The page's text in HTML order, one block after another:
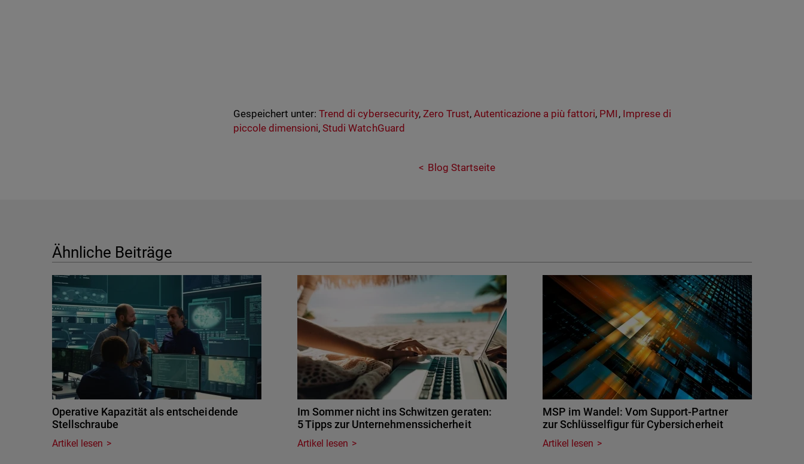
Gespeichert unter: Trend di cybersecurity, Zero Trust, Autenticazione a più fattori, PMI , Imprese di
piccole dimensioni,Studi WatchGuard
Blog Startseite
Ähnliche Beiträge
Operative Kapazität als entscheidende
Stellschraube
Artikel lesen
Im Sommer nicht ins Schwitzen geraten:
5 Tipps zur Unternehmenssicherheit
Artikel lesen
MSP im Wandel: Vom Support-Partner
zur Schlüsselfigur für Cybersicherheit
Artikel lesen